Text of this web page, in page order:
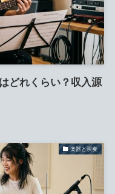
どれくらい？収入源
楽器と演奏